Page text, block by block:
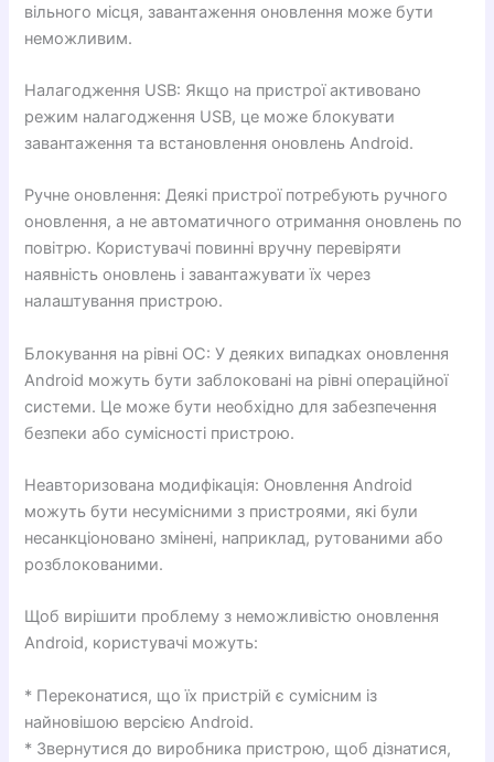
вільного місця, завантаження оновлення може бути
неможливим.
Налагодження USB: Якщо на пристрої активовано
режим налагодження USB, це може блокувати
завантаження та встановлення оновлень Android.
Ручне оновлення: Деякі пристрої потребують ручного
оновлення, а не автоматичного отримання оновлень по
повітрю. Користувачі повинні вручну перевіряти
наявність оновлень і завантажувати їх через
налаштування пристрою.
Блокування на рівні ОС: У деяких випадках оновлення
Android можуть бути заблоковані на рівні операційної
системи. Це може бути необхідно для забезпечення
безпеки або сумісності пристрою.
Неавторизована модифікація: Оновлення Android
можуть бути несумісними з пристроями, які були
несанкціоновано змінені, наприклад, рутованими або
розблокованими.
Щоб вирішити проблему з неможливістю оновлення
Android, користувачі можуть:
* Переконатися, що їх пристрій є сумісним із
найновішою версією Android.
* Звернутися до виробника пристрою, щоб дізнатися,